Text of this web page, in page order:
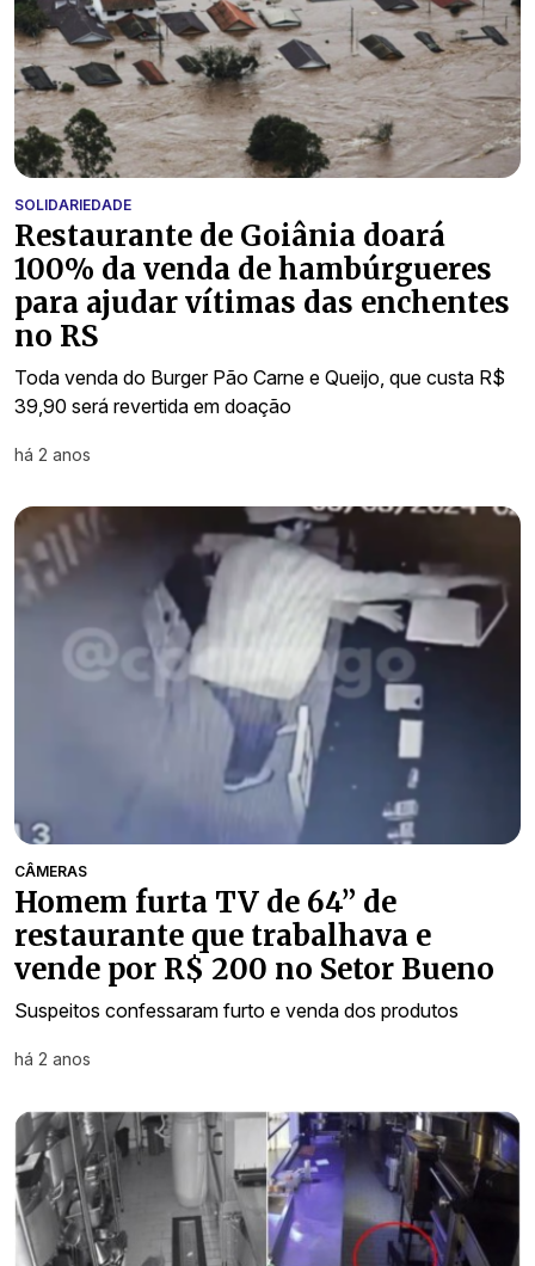
SOLIDARIEDADE
Restaurante de Goiânia doará
100% da venda de hambúrgueres
para ajudar vítimas das enchentes
no RS
Toda venda do Burger Pão Carne e Queijo, que custa R$
39,90 será revertida em doação
há 2 anos
CÂMERAS
Homem furta TV de 64” de
restaurante que trabalhava e
vende por R$ 200 no Setor Bueno
Suspeitos confessaram furto e venda dos produtos
há 2 anos